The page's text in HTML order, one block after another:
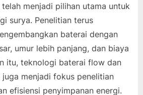
menjadi pilihan utama untuk
surya. Penelitian terus
baterai dengan
umur lebih panjang, dan biaya
itu, teknologi baterai flow dan
menjadi fokus penelitian
efisiensi penyimpanan energi.